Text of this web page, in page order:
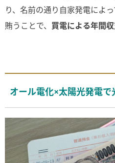
り、名前の通り自家発電によ
賄うことで、 買電による年間
オール電化×太陽光発電で